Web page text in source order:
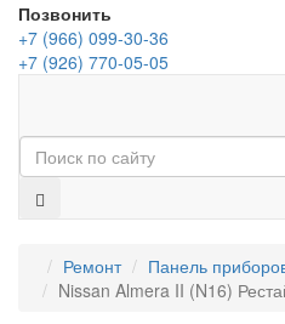
Позвонить
+7 (966) 099-30-36
+7 (926) 770-05-05
Ремонт Панель
Nissan Almera II (N16)